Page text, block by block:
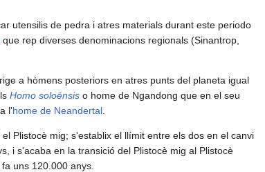
utensilis de pedra i atres materials durant este periodo
que rep diverses denominacions regionals (Sinantrop,
a hòmens posteriors en atres punts del planeta igual
Homo soloënsis o home de Ngandong que en el seu
l'home de Neandertal
el Plistocè mig; s'establix el llímit entre els dos en el canvi
i s'acaba en la transició del Plistocè mig al Plistocè
uns 120.000 anys.